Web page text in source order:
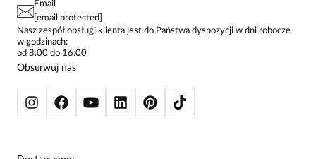
SPODNIE DAMSKIE
ŻAKIETY I MARYNARKI
SWETRY
BLUZY
Email
[email protected]
Nasz zespół obsługi klienta jest do Państwa dyspozycji w dni robocze
w godzinach:
od 8:00 do 16:00
Obserwuj nas